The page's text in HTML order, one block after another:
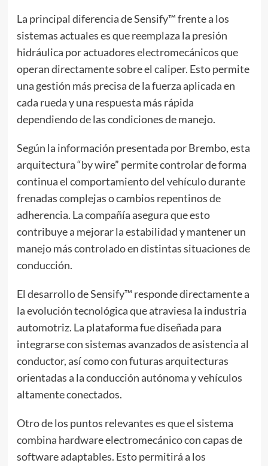
La principal diferencia de Sensify™ frente a los
sistemas actuales es que reemplaza la presión
hidráulica por actuadores electromecánicos que
operan directamente sobre el caliper. Esto permite
una gestión más precisa de la fuerza aplicada en
cada rueda y una respuesta más rápida
dependiendo de las condiciones de manejo.
Según la información presentada por Brembo, esta
arquitectura “by wire” permite controlar de forma
continua el comportamiento del vehículo durante
frenadas complejas o cambios repentinos de
adherencia. La compañía asegura que esto
contribuye a mejorar la estabilidad y mantener un
manejo más controlado en distintas situaciones de
conducción.
El desarrollo de Sensify™ responde directamente a
la evolución tecnológica que atraviesa la industria
automotriz. La plataforma fue diseñada para
integrarse con sistemas avanzados de asistencia al
conductor, así como con futuras arquitecturas
orientadas a la conducción autónoma y vehículos
altamente conectados.
Otro de los puntos relevantes es que el sistema
combina hardware electromecánico con capas de
software adaptables. Esto permitirá a los